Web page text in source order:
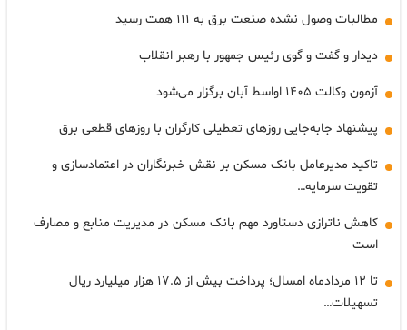
مطالبات وصول نشده صنعت برق به ۱۱۱ همت رسید
دیدار و گفت و گوی رئیس جمهور با رهبر انقلاب
آزمون وکالت ۱۴۰۵ اواسط آبان برگزار می‌شود
پیشنهاد جابه‌جایی روزهای تعطیلی کارگران با روزهای قطعی برق
تاکید مدیرعامل بانک مسکن بر نقش خبرنگاران در اعتمادسازی و
تقویت سرمایه…
کاهش ناترازی دستاورد مهم بانک مسکن در مدیریت منابع و مصارف
است
تا ۱۲ مردادماه امسال؛ پرداخت بیش از ۱۷.۵ هزار میلیارد ریال
تسهیلات…